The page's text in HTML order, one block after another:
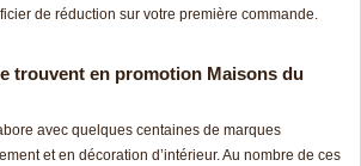
de réduction sur votre première commande.
trouvent en promotion Maisons du
avec quelques centaines de marques
et en décoration d’intérieur. Au nombre de ces